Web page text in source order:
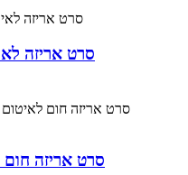
סרט אריזה
סרט אריזה חום